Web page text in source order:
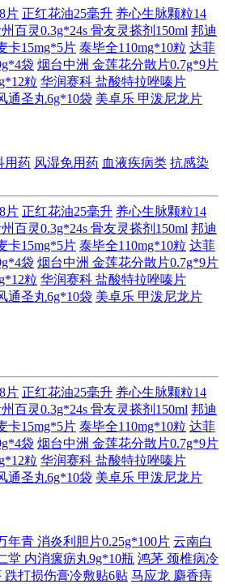
片 正红花油25毫升 养心生脉颗粒14
百灵0.3g*24s 骨友灵搽剂150ml 邦迪
卡15mg*5片 泰毕全110mg*10粒 达菲
袋 烟台中洲 金莲花分散片0.7g*9片
粒 华润赛科 盐酸特拉唑嗪片
通圣丸6g*10袋 美卓乐 甲泼尼龙片
用药 风湿免用药 血液疾病类 抗感染
片 正红花油25毫升 养心生脉颗粒14
百灵0.3g*24s 骨友灵搽剂150ml 邦迪
卡15mg*5片 泰毕全110mg*10粒 达菲
袋 烟台中洲 金莲花分散片0.7g*9片
粒 华润赛科 盐酸特拉唑嗪片
通圣丸6g*10袋 美卓乐 甲泼尼龙片
片 正红花油25毫升 养心生脉颗粒14
百灵0.3g*24s 骨友灵搽剂150ml 邦迪
卡15mg*5片 泰毕全110mg*10粒 达菲
袋 烟台中洲 金莲花分散片0.7g*9片
粒 华润赛科 盐酸特拉唑嗪片
通圣丸6g*10袋 美卓乐 甲泼尼龙片
年青 消炎利胆片0.25g*100片 云南白
堂 内消瘰疬丸9g*10瓶 鸿茅 颈椎病冷
跌打损伤膏冷敷贴6贴 马应龙 麝香痔